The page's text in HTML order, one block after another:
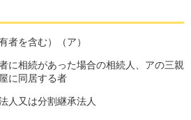
者を含む）（ア）
に相続があった場合の相続人、アの三親
に同居する者
人又は分割継承法人